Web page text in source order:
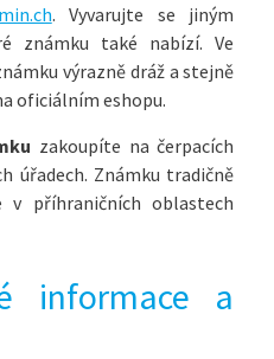
. Vyvarujte se jiným
známku také nabízí. Ve
výrazně dráž a stejně
oficiálním eshopu.
zakoupíte na čerpacích
úřadech. Známku tradičně
v příhraničních oblastech
informace a